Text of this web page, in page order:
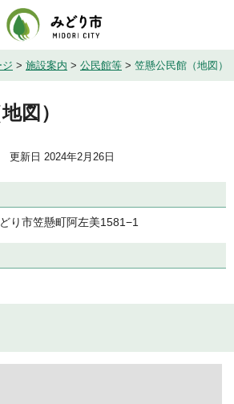
ジ > 施設案内 > 公民館等 > 笠懸公民館（地図）
図）
更新日 2024年2月26日
り市笠懸町阿左美1581−1